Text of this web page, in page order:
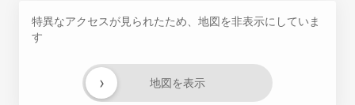
特異なアクセスが見られたため、地図を非表示にしていま
す
地図を表示
›